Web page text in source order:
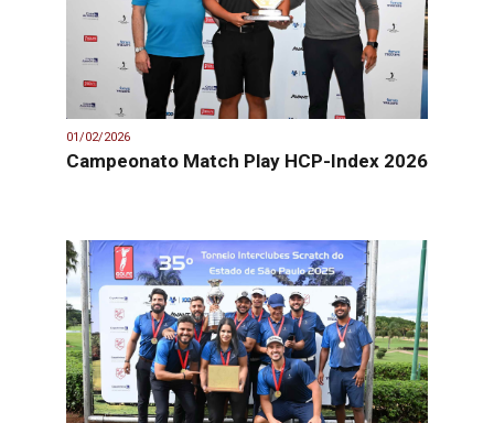
01/02/2026
Campeonato Match Play HCP-Index 2026